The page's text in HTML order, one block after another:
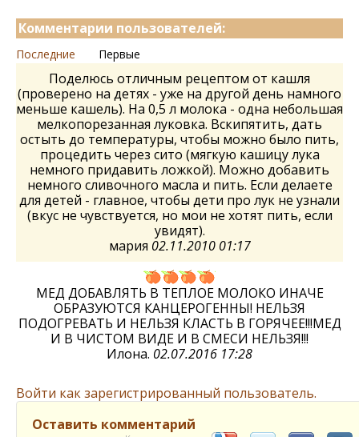
Комментарии пользователей:
Последние Первые
Поделюсь отличным рецептом от кашля
(проверено на детях - уже на другой день намного
меньше кашель). На 0,5 л молока - одна небольшая
мелкопорезанная луковка. Вскипятить, дать
остыть до температуры, чтобы можно было пить,
процедить через сито (мягкую кашицу лука
немного придавить ложкой). Можно добавить
немного сливочного масла и пить. Если делаете
для детей - главное, чтобы дети про лук не узнали
(вкус не чувствуется, но мои не хотят пить, если
увидят).
мария 02.11.2010 01:17
МЕД ДОБАВЛЯТЬ В ТЕПЛОЕ МОЛОКО ИНАЧЕ
ОБРАЗУЮТСЯ КАНЦЕРОГЕННЫ! НЕЛЬЗЯ
ПОДОГРЕВАТЬ И НЕЛЬЗЯ КЛАСТЬ В ГОРЯЧЕЕ!!!МЕД
И В ЧИСТОМ ВИДЕ И В СМЕСИ НЕЛЬЗЯ!!!
Илона. 02.07.2016 17:28
Войти как зарегистрированный пользователь.
Оставить комментарий